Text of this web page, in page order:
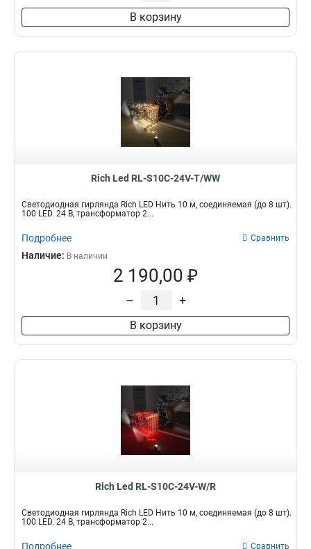
В корзину
Rich Led RL-S10C-24V-T/WW
Светодиодная гирлянда Rich LED Нить 10 м, соединяемая (до 8 шт).
100 LED. 24 B, трансформатор 2...
Подробнее Сравнить
Наличие: В наличии
2 190,00 ₽
– +
В корзину
Rich Led RL-S10C-24V-W/R
Светодиодная гирлянда Rich LED Нить 10 м, соединяемая (до 8 шт).
100 LED. 24 B, трансформатор 2...
Подробнее Сравнить